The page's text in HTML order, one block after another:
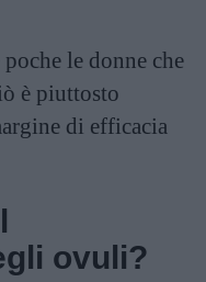
le donne che
è piuttosto
di efficacia
ovuli?